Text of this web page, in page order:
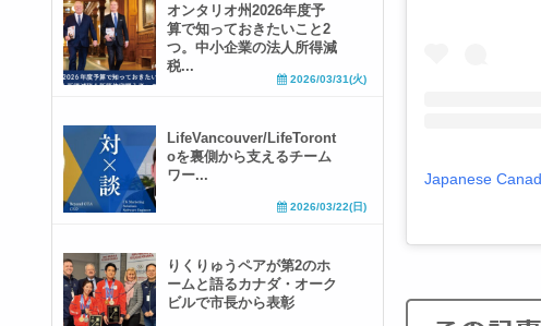
オンタリオ州2026年度予
算で知っておきたいこと2
つ。中小企業の法人所得減
税...
2026/03/31(火)
LifeVancouver/LifeToront
oを裏側から支えるチーム
ワー...
2026/03/22(日)
りくりゅうペアが第2のホ
ームと語るカナダ・オーク
ビルで市長から表彰